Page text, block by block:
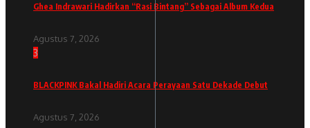
Ghea Indrawari Hadirkan “Rasi Bintang” Sebagai Album Kedua
Agustus 7, 2026
3
BLACKPINK Bakal Hadiri Acara Perayaan Satu Dekade Debut
Agustus 7, 2026